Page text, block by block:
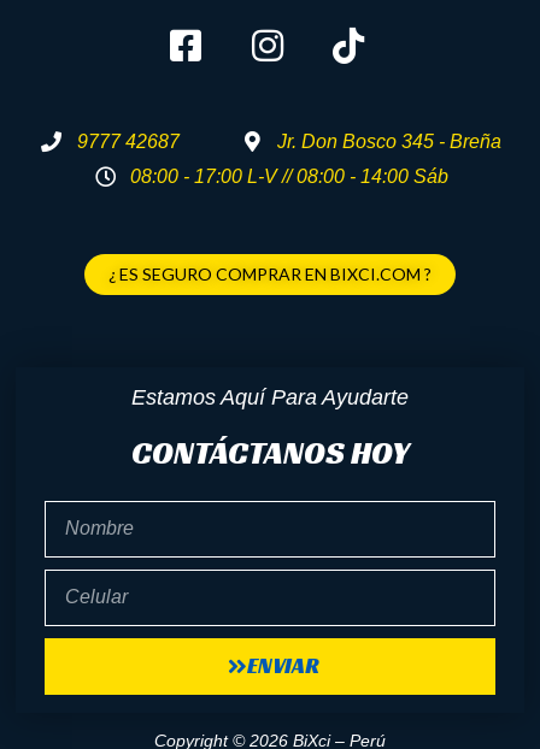
9777 42687
Jr. Don Bosco 345 - Breña
08:00 - 17:00 L-V // 08:00 - 14:00 Sáb
¿ ES SEGURO COMPRAR EN BIXCI.COM ?
Estamos Aquí Para Ayudarte
CONTÁCTANOS HOY
ENVIAR
Copyright © 2026 BiXci – Perú